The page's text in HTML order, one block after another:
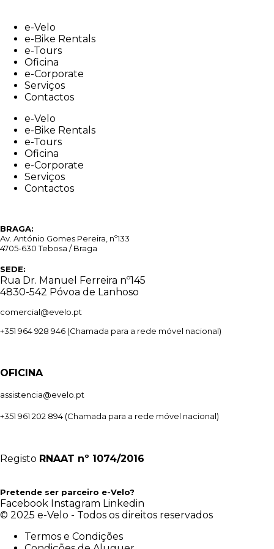
contente-Velo
e-Bike Rentals
e-Tours
Oficina
e-Corporate
Serviços
Contactos
e-Velo
e-Bike Rentals
e-Tours
Oficina
e-Corporate
Serviços
Contactos
BRAGA:
Av. António Gomes Pereira, nº133
4705-630 Tebosa / Braga
SEDE:
Rua Dr. Manuel Ferreira nº145
4830-542 Póvoa de Lanhoso
comercial@evelo.pt
+351 964 928 946 (Chamada para a rede móvel nacional)
OFICINA
assistencia@evelo.pt
+351 961 202 894 (Chamada para a rede móvel nacional)
Registo RNAAT nº 1074/2016
Pretende ser parceiro e-Velo?
Facebook Instagram Linkedin
© 2025 e-Velo - Todos os direitos reservados
Termos e Condições